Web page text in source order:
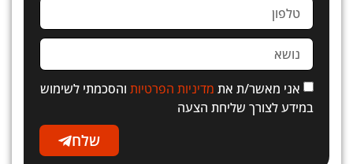
אני מאשר/ת את מדיניות הפרטיות והסכמתי לשימוש
במידע לצורך שליחת הצעה
שלח